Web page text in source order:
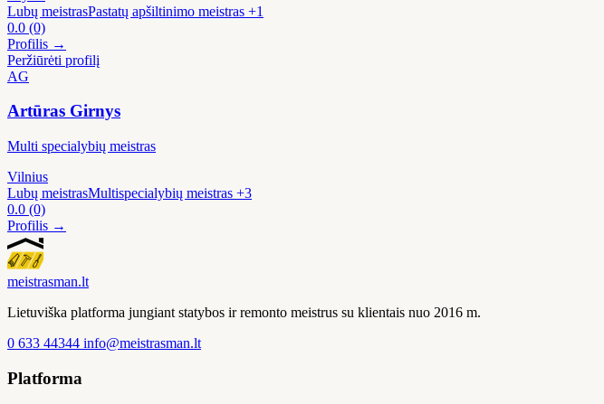
Lubų meistrasPastatų apšiltinimo meistras +1
0.0 (0)
Profilis →
Peržiūrėti profilį
AG
Artūras Girnys
Multi specialybių meistras
Vilnius
Lubų meistrasMultispecialybių meistras +3
0.0 (0)
Profilis →
meistrasman.lt
Lietuviška platforma jungiant statybos ir remonto meistrus su klientais nuo 2016 m.
0 633 44344 info@meistrasman.lt
Platforma